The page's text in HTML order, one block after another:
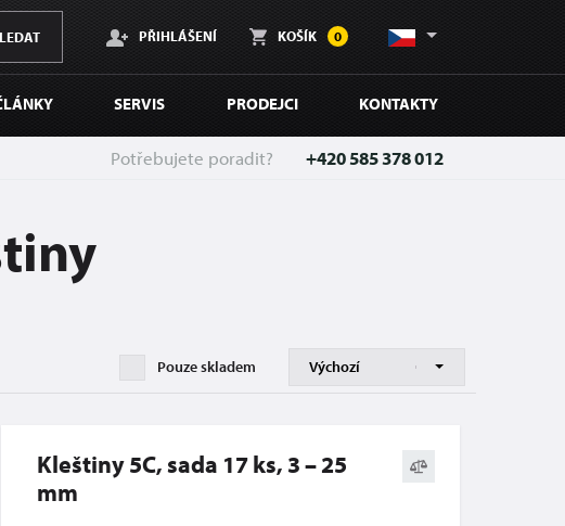
PŘIHLÁŠENÍ KOŠÍK 0
SERVIS PRODEJCI KONTAKTY
Potřebujete poradit? +420 585 378 012
Pouze skladem
Kleštiny 5C, sada 17 ks, 3 – 25
mm